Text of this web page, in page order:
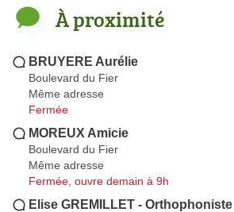
À proximité
BRUYERE Aurélie
Boulevard du Fier
Même adresse
Fermée
MOREUX Amicie
Boulevard du Fier
Même adresse
Fermée, ouvre demain à 9h
Elise GREMILLET - Orthophoniste